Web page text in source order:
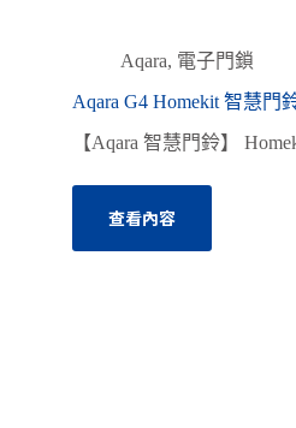
Aqara, 電子門鎖
Aqara G4 Homekit 智慧門
【Aqara 智慧門鈴】
查看內容